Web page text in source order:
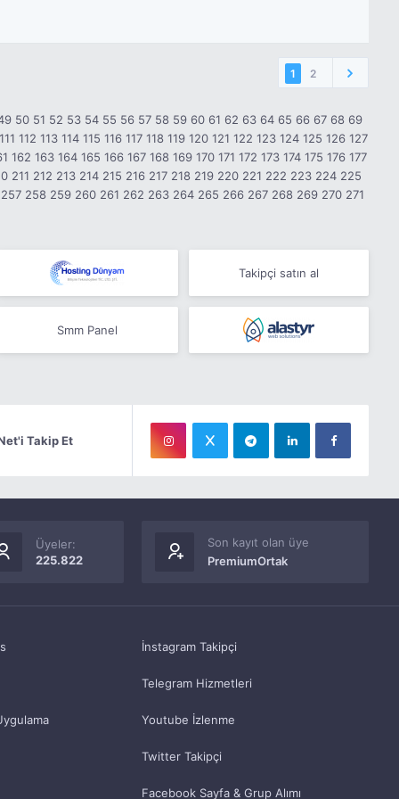
1 2
50 51 52 53 54 55 56 57 58 59 60 61 62 63 64 65 66 67 68 69
111 112 113 114 115 116 117 118 119 120 121 122 123 124 125 126 127
162 163 164 165 166 167 168 169 170 171 172 173 174 175 176 177
211 212 213 214 215 216 217 218 219 220 221 222 223 224 225
257 258 259 260 261 262 263 264 265 266 267 268 269 270 271
Takipçi satın al
Smm Panel
Takip Et
Üyeler:
225.822
Son kayıt olan üye
PremiumOrtak
İnstagram Takipçi
Telegram Hizmetleri
Youtube İzlenme
Twitter Takipçi
Facebook Sayfa & Grup Alımı